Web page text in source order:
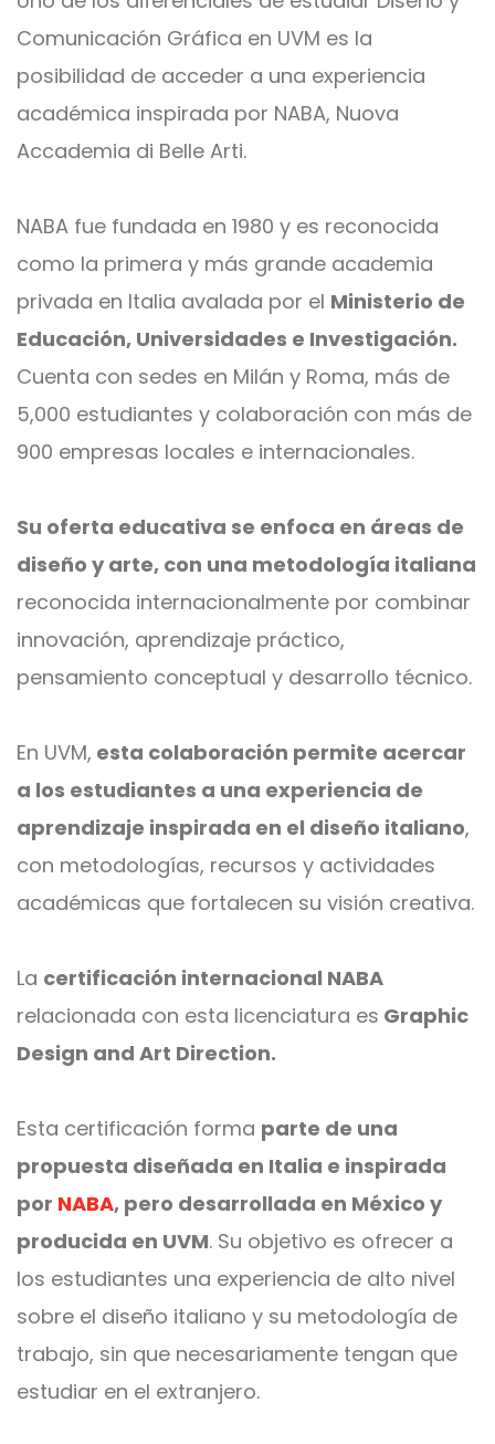
Comunicación Gráfica en UVM es la
posibilidad de acceder a una experiencia
académica inspirada por NABA, Nuova
Accademia di Belle Arti.
NABA fue fundada en 1980 y es reconocida
como la primera y más grande academia
privada en Italia avalada por el Ministerio de
Educación, Universidades e Investigación.
Cuenta con sedes en Milán y Roma, más de
5,000 estudiantes y colaboración con más de
900 empresas locales e internacionales.
Su oferta educativa se enfoca en áreas de
diseño y arte, con una metodología italiana
reconocida internacionalmente por combinar
innovación, aprendizaje práctico,
pensamiento conceptual y desarrollo técnico.
En UVM, esta colaboración permite acercar
a los estudiantes a una experiencia de
aprendizaje inspirada en el diseño italiano,
con metodologías, recursos y actividades
académicas que fortalecen su visión creativa.
La certificación internacional NABA
relacionada con esta licenciatura es Graphic
Design and Art Direction.
Esta certificación forma parte de una
propuesta diseñada en Italia e inspirada
por NABA, pero desarrollada en México y
producida en UVM. Su objetivo es ofrecer a
los estudiantes una experiencia de alto nivel
sobre el diseño italiano y su metodología de
trabajo, sin que necesariamente tengan que
estudiar en el extranjero.